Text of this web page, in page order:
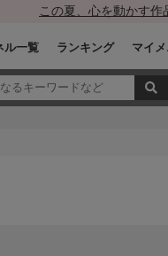
この夏、心を動かす作
ル一覧 ランキング マイ